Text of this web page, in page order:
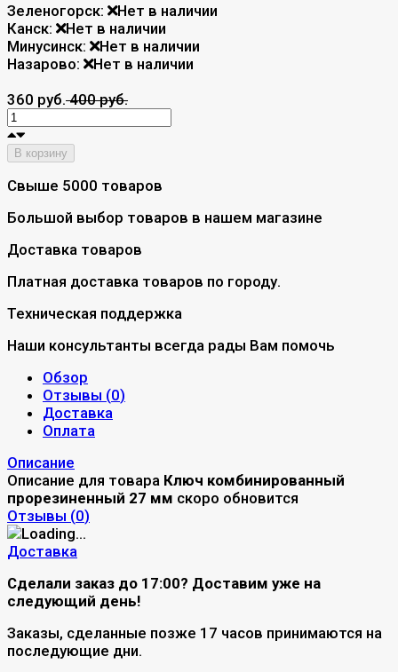
Зеленогорск:
Нет в наличии
Канск:
Нет в наличии
Минусинск:
Нет в наличии
Назарово:
Нет в наличии
360 руб.400 руб.
В корзину
Свыше 5000 товаров
Большой выбор товаров в нашем магазине
Доставка товаров
Платная доставка товаров по городу.
Техническая поддержка
Наши консультанты всегда рады Вам помочь
Обзор
Отзывы (0)
Доставка
Оплата
Описание
Описание для товара Ключ комбинированный
прорезиненный 27 мм скоро обновится
Отзывы (0)
Доставка
Сделали заказ до 17:00? Доставим уже на
следующий день!
Заказы, сделанные позже 17 часов принимаются на
последующие дни.